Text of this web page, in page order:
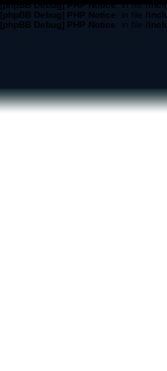
[phpBB Debug] PHP Notice: in file/
[phpBB Debug] PHP Notice: in file /
[phpBB Debug] PHP Notice: in file /